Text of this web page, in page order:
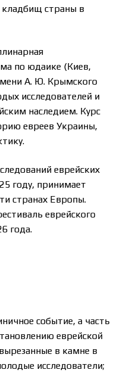
кладбищ страны в
по юдаике (Киев,
А. Ю. Крымского
исследователей и
наследием. Курс
евреев Украины,
еврейских
году, принимает
странах Европы.
еврейского
года.
событие, а часть
еврейской
в камне в
исследователи;